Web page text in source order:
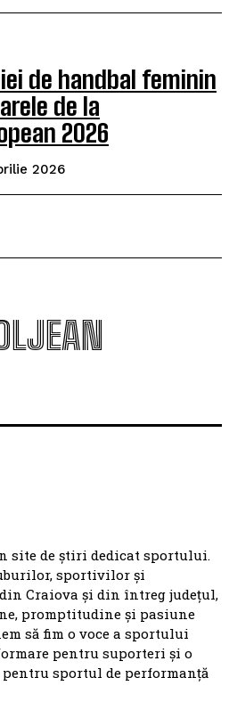
de handbal feminin
de la
2026
2026
site de știri dedicat sportului.
sportivilor și
Craiova și din întreg județul,
promptitudine și pasiune
să fim o voce a sportului
pentru suporteri și o
sportul de performanță